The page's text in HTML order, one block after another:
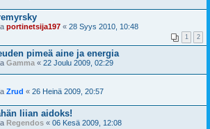
portinetsija197 « 28 Syys 2010, 10:48
1 2
pimeä aine ja energia
Gamma « 22 Joulu 2009, 02:29
Zrud « 26 Heinä 2009, 20:57
liian aidoks!
Regendos « 06 Kesä 2009, 12:08